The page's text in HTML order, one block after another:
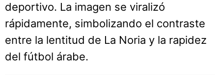
deportivo. La imagen se viralizó
rápidamente, simbolizando el contraste
entre la lentitud de La Noria y la rapidez
del fútbol árabe.